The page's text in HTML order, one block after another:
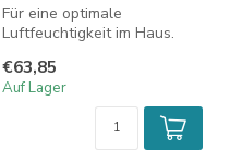
Für eine optimale
Luftfeuchtigkeit im Haus.
€63,85
Auf Lager